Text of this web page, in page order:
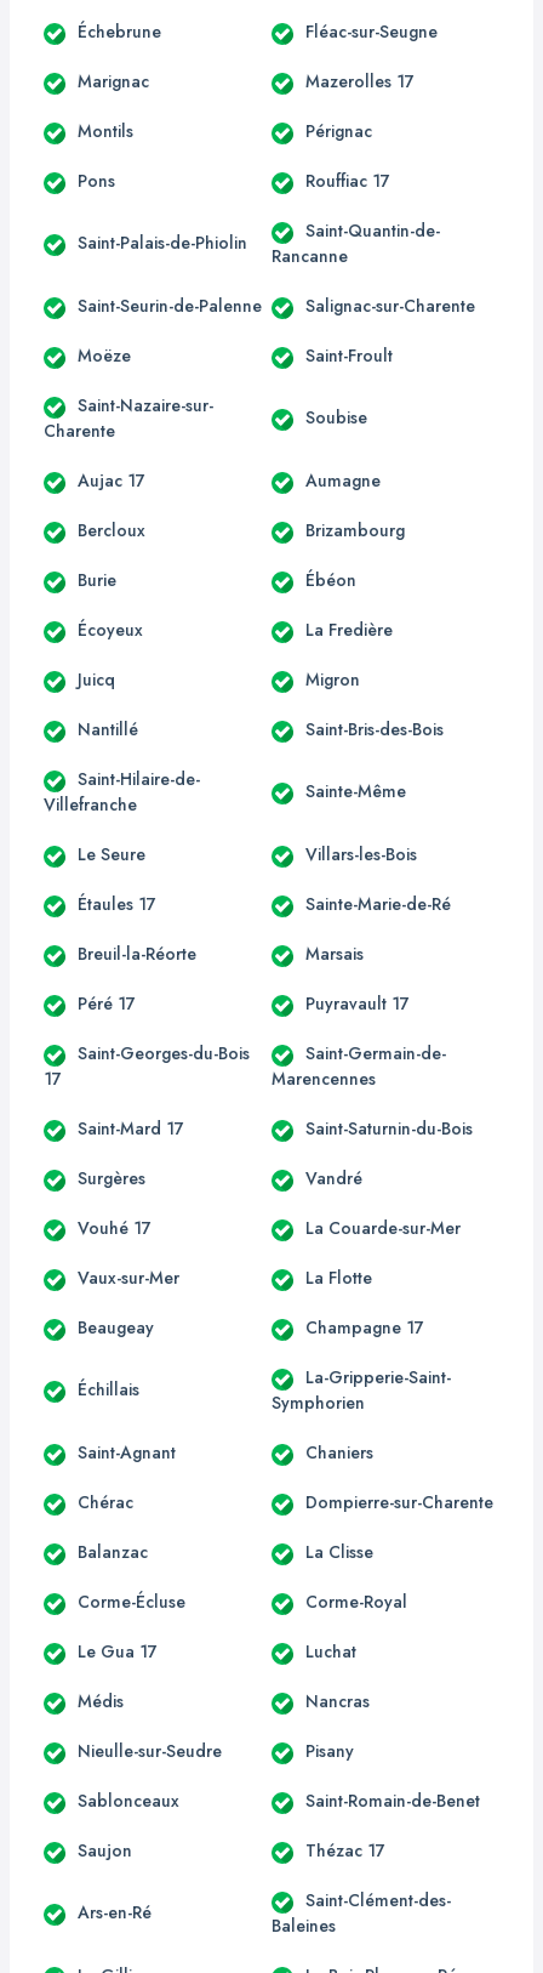
Échebrune Fléac-sur-Seugne
Marignac Mazerolles 17
Montils Pérignac
Pons Rouffiac 17
Saint-Palais-de-Phiolin
Saint-Quantin-de-
Rancanne
Saint-Seurin-de-Palenne Salignac-sur-Charente
Moëze Saint-Froult
Saint-Nazaire-sur-
Charente
Soubise
Aujac 17 Aumagne
Bercloux Brizambourg
Burie Ébéon
Écoyeux La Fredière
Juicq Migron
Nantillé Saint-Bris-des-Bois
Saint-Hilaire-de-
Villefranche
Sainte-Même
Le Seure Villars-les-Bois
Étaules 17 Sainte-Marie-de-Ré
Breuil-la-Réorte Marsais
Péré 17 Puyravault 17
Saint-Georges-du-Bois
17
Saint-Germain-de-
Marencennes
Saint-Mard 17 Saint-Saturnin-du-Bois
Surgères Vandré
Vouhé 17 La Couarde-sur-Mer
Vaux-sur-Mer La Flotte
Beaugeay Champagne 17
Échillais
La-Gripperie-Saint-
Symphorien
Saint-Agnant Chaniers
Chérac Dompierre-sur-Charente
Balanzac La Clisse
Corme-Écluse Corme-Royal
Le Gua 17 Luchat
Médis Nancras
Nieulle-sur-Seudre Pisany
Sablonceaux Saint-Romain-de-Benet
Saujon Thézac 17
Ars-en-Ré
Saint-Clément-des-
Baleines